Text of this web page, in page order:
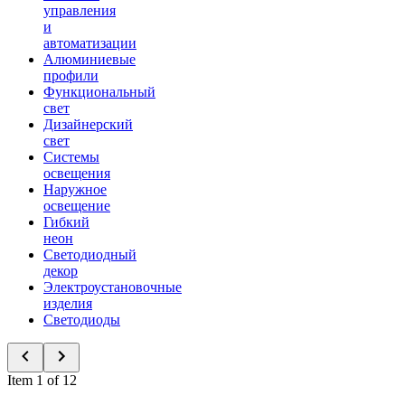
управления
и
автоматизации
Алюминиевые
профили
Функциональный
свет
Дизайнерский
свет
Системы
освещения
Наружное
освещение
Гибкий
неон
Светодиодный
декор
Электроустановочные
изделия
Светодиоды
Item 1 of 12